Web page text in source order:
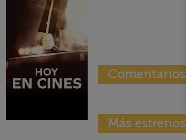
Comentarios
Más estrenos